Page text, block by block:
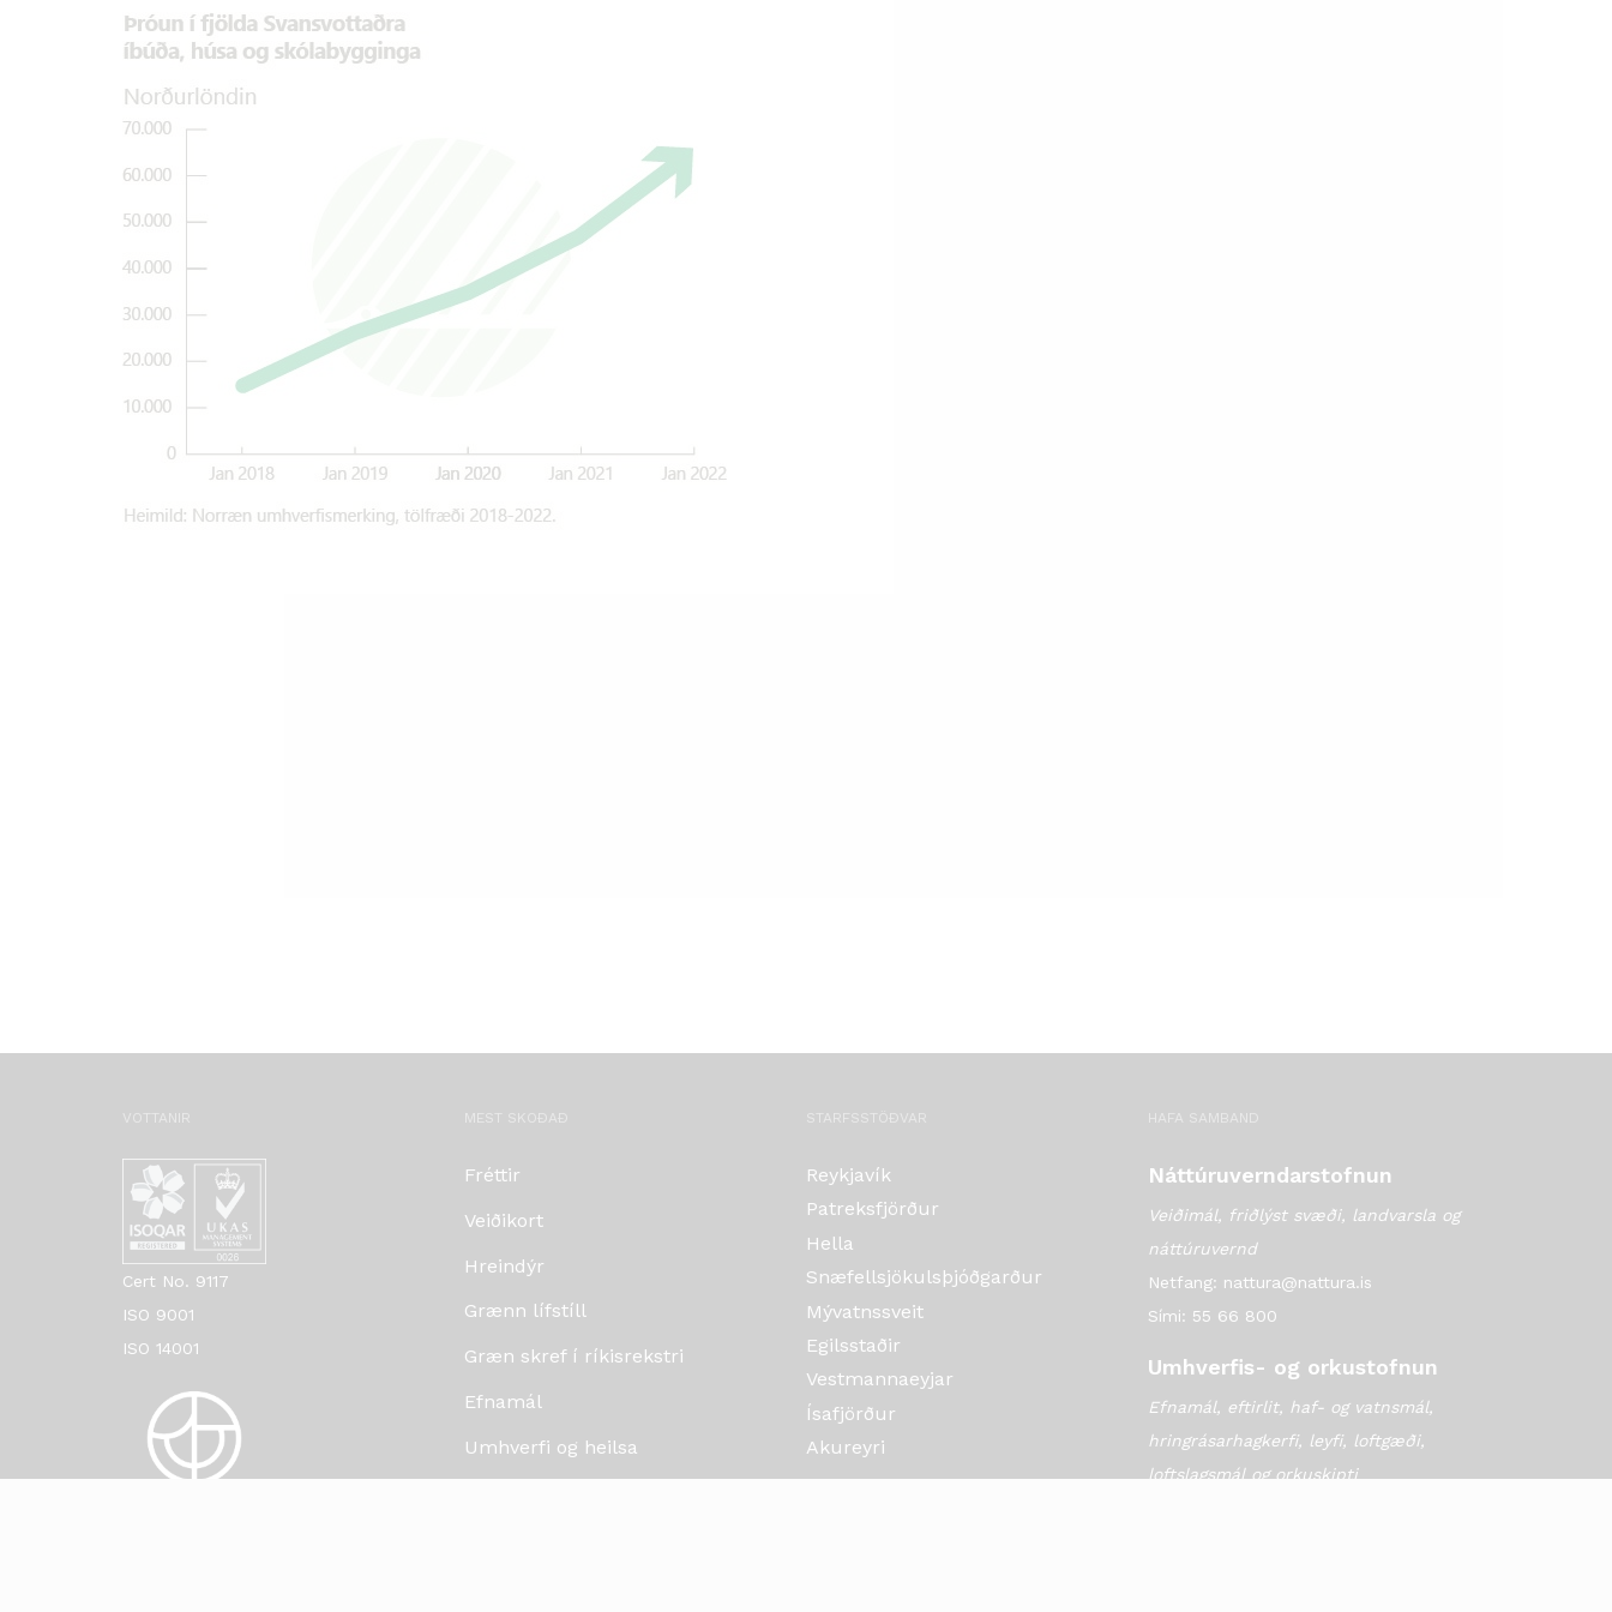
VOTTANIR
Cert No. 9117
ISO 9001
ISO 14001
MEST SKOÐAÐ
Fréttir
Veiðikort
Hreindýr
Grænn lífstíll
Græn skref í ríkisrekstri
Efnamál
Umhverfi og heilsa
STARFSSTÖÐVAR
Reykjavík
Patreksfjörður
Hella
Snæfellsjökulsþjóðgarður
Mývatnssveit
Egilsstaðir
Vestmannaeyjar
Ísafjörður
Akureyri
HAFA SAMBAND
Náttúruverndarstofnun
Veiðimál, friðlýst svæði, landvarsla og
náttúruvernd
Netfang: nattura@nattura.is
Sími: 55 66 800
Umhverfis- og orkustofnun
Efnamál, eftirlit, haf- og vatnsmál,
hringrásarhagkerfi, leyfi, loftgæði,
loftslagsmál og orkuskipti